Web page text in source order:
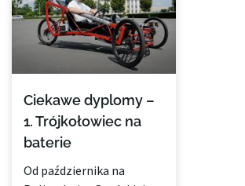
Ciekawe dyplomy –
1. Trójkołowiec na
baterie
Od października na